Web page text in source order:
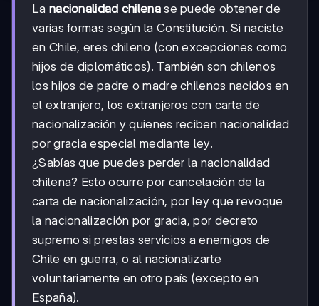
La nacionalidad chilenase puede obtener de
varias formas según la Constitución. Si naciste
en Chile, eres chileno (con excepciones como
hijos de diplomáticos). También son chilenos
los hijos de padre o madre chilenos nacidos en
el extranjero, los extranjeros con carta de
nacionalización y quienes reciben nacionalidad
por gracia especial mediante ley.
¿Sabías que puedes perder la nacionalidad
chilena? Esto ocurre por cancelación de la
carta de nacionalización, por ley que revoque
la nacionalización por gracia, por decreto
supremo si prestas servicios a enemigos de
Chile en guerra, o al nacionalizarte
voluntariamente en otro país (excepto en
España).